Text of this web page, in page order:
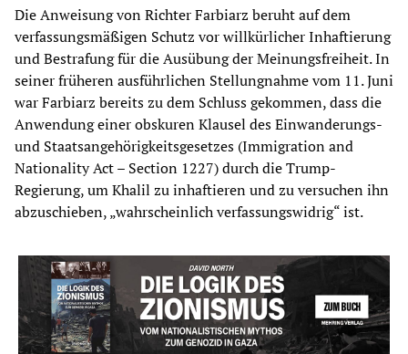
Die Anweisung von Richter Farbiarz beruht auf dem
verfassungsmäßigen Schutz vor willkürlicher Inhaftierung
und Bestrafung für die Ausübung der Meinungsfreiheit. In
seiner früheren ausführlichen Stellungnahme vom 11. Juni
war Farbiarz bereits zu dem Schluss gekommen, dass die
Anwendung einer obskuren Klausel des Einwanderungs-
und Staatsangehörigkeitsgesetzes (Immigration and
Nationality Act – Section 1227) durch die Trump-
Regierung, um Khalil zu inhaftieren und zu versuchen ihn
abzuschieben, „wahrscheinlich verfassungswidrig“ ist.